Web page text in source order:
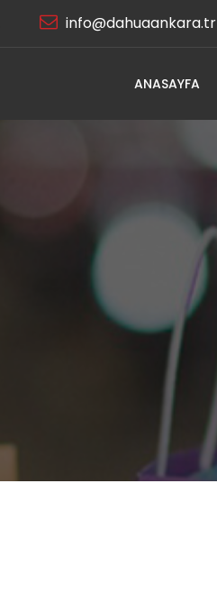
info@dahuaankara.tr
ANASAYFA